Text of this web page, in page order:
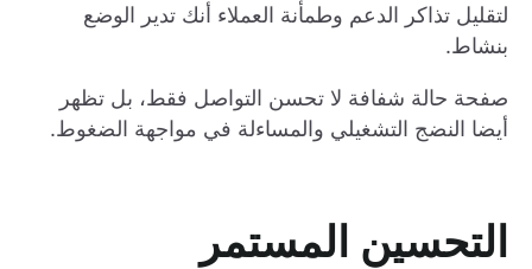
لتقليل تذاكر الدعم وطمأنة العملاء أنك تدير الوضع
بنشاط.
صفحة حالة شفافة لا تحسن التواصل فقط، بل تظهر
أيضا النضج التشغيلي والمساءلة في مواجهة الضغوط.
التحسين المستمر